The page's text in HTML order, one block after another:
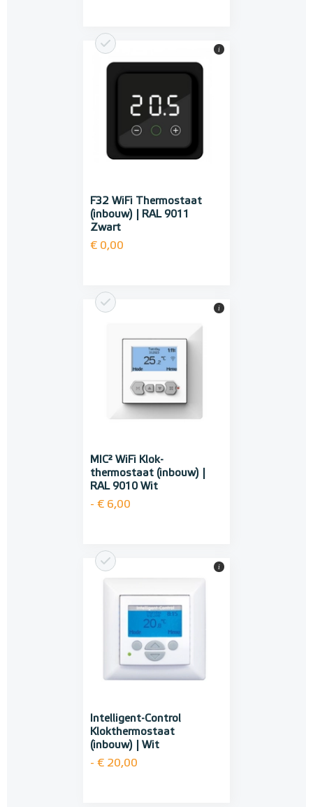
F32 WiFi Thermostaat
(inbouw) | RAL 9011
Zwart
€ 0,00
i
MIC² WiFi Klok-
thermostaat (inbouw) |
RAL 9010 Wit
- € 6,00
i
Intelligent-Control
Klokthermostaat
(inbouw) | Wit
- € 20,00
i